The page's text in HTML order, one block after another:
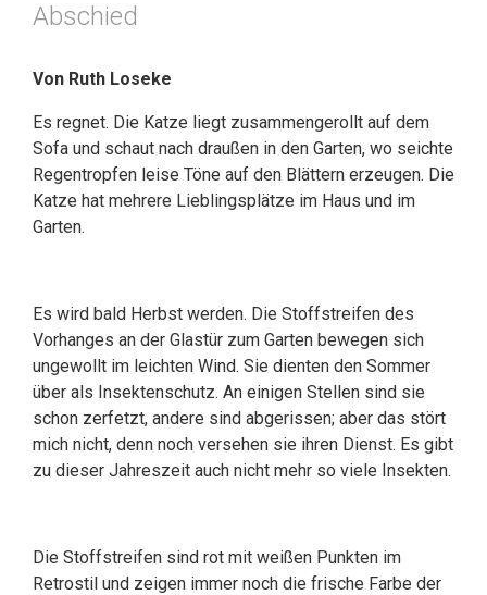
Abschied
Von Ruth Loseke
Es regnet. Die Katze liegt zusammengerollt auf dem
Sofa und schaut nach draußen in den Garten, wo seichte
Regentropfen leise Töne auf den Blättern erzeugen. Die
Katze hat mehrere Lieblingsplätze im Haus und im
Garten.
Es wird bald Herbst werden. Die Stoffstreifen des
Vorhanges an der Glastür zum Garten bewegen sich
ungewollt im leichten Wind. Sie dienten den Sommer
über als Insektenschutz. An einigen Stellen sind sie
schon zerfetzt, andere sind abgerissen; aber das stört
mich nicht, denn noch versehen sie ihren Dienst. Es gibt
zu dieser Jahreszeit auch nicht mehr so viele Insekten.
Die Stoffstreifen sind rot mit weißen Punkten im
Retrostil und zeigen immer noch die frische Farbe der